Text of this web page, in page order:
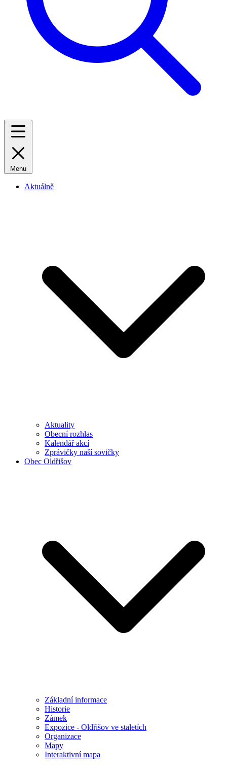
Menu
Aktuálně
Aktuality
Obecní rozhlas
Kalendář akcí
Zprávičky naší sovičky
Obec Oldřišov
Základní informace
Historie
Zámek
Expozice - Oldřišov ve staletích
Organizace
Mapy
Interaktivní mapa